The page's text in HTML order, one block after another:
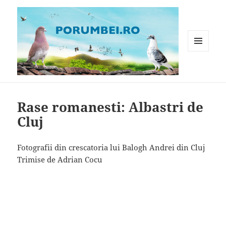
Rase romanesti: Albastri de
Cluj
Fotografii din crescatoria lui Balogh Andrei din Cluj
Trimise de Adrian Cocu